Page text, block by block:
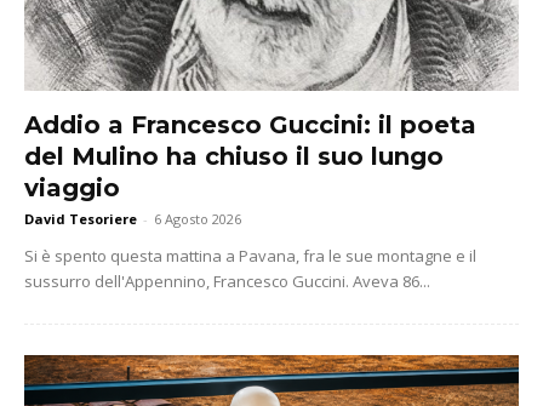
Addio a Francesco Guccini: il poeta
del Mulino ha chiuso il suo lungo
viaggio
David Tesoriere - 6 Agosto 2026
Si è spento questa mattina a Pavana, fra le sue montagne e il
sussurro dell'Appennino, Francesco Guccini. Aveva 86...